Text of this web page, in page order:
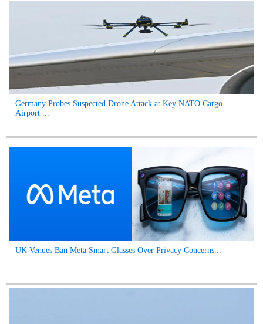
Germany Probes Suspected Drone Attack at Key NATO Cargo
Airport ...
UK Venues Ban Meta Smart Glasses Over Privacy Concerns...